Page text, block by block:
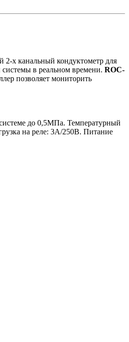
2-х канальный кондуктометр для
системы в реальном времени. ROC-
позволяет мониторить
до 0,5MПa. Температурный
на реле: 3А/250В. Питание